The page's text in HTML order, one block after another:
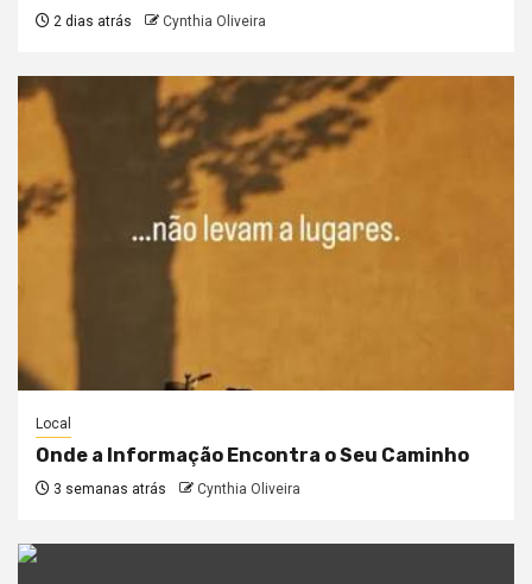
2 dias atrás Cynthia Oliveira
Local
Onde a Informação Encontra o Seu Caminho
3 semanas atrás Cynthia Oliveira